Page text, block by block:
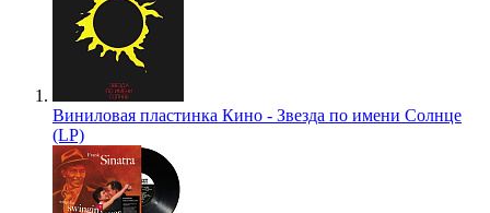
Виниловая пластинка Кино - Звезда по имени Солнце
(LP)